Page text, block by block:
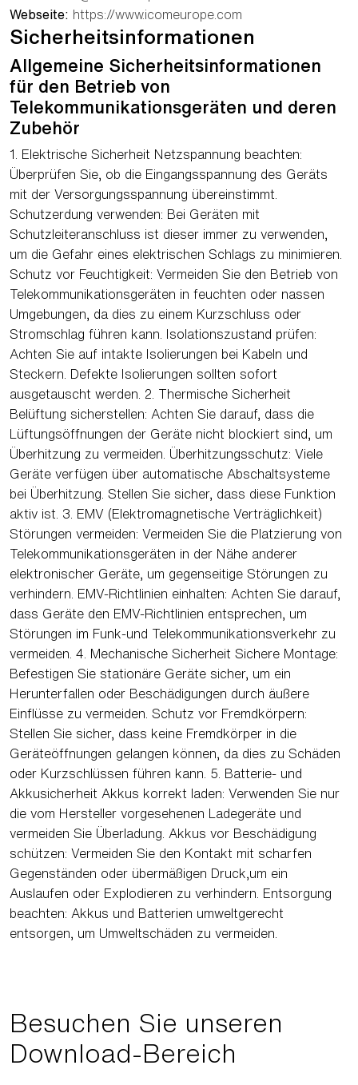
Webseite: https://www.icomeurope.com
Sicherheitsinformationen
Allgemeine Sicherheitsinformationen
für den Betrieb von
Telekommunikationsgeräten und deren
Zubehör
1. Elektrische Sicherheit Netzspannung beachten:
Überprüfen Sie, ob die Eingangsspannung des Geräts
mit der Versorgungsspannung übereinstimmt.
Schutzerdung verwenden: Bei Geräten mit
Schutzleiteranschluss ist dieser immer zu verwenden,
um die Gefahr eines elektrischen Schlags zu minimieren.
Schutz vor Feuchtigkeit: Vermeiden Sie den Betrieb von
Telekommunikationsgeräten in feuchten oder nassen
Umgebungen, da dies zu einem Kurzschluss oder
Stromschlag führen kann. Isolationszustand prüfen:
Achten Sie auf intakte Isolierungen bei Kabeln und
Steckern. Defekte Isolierungen sollten sofort
ausgetauscht werden. 2. Thermische Sicherheit
Belüftung sicherstellen: Achten Sie darauf, dass die
Lüftungsöffnungen der Geräte nicht blockiert sind, um
Überhitzung zu vermeiden. Überhitzungsschutz: Viele
Geräte verfügen über automatische Abschaltsysteme
bei Überhitzung. Stellen Sie sicher, dass diese Funktion
aktiv ist. 3. EMV (Elektromagnetische Verträglichkeit)
Störungen vermeiden: Vermeiden Sie die Platzierung von
Telekommunikationsgeräten in der Nähe anderer
elektronischer Geräte, um gegenseitige Störungen zu
verhindern. EMV-Richtlinien einhalten: Achten Sie darauf,
dass Geräte den EMV-Richtlinien entsprechen, um
Störungen im Funk-und Telekommunikationsverkehr zu
vermeiden. 4. Mechanische Sicherheit Sichere Montage:
Befestigen Sie stationäre Geräte sicher, um ein
Herunterfallen oder Beschädigungen durch äußere
Einflüsse zu vermeiden. Schutz vor Fremdkörpern:
Stellen Sie sicher, dass keine Fremdkörper in die
Geräteöffnungen gelangen können, da dies zu Schäden
oder Kurzschlüssen führen kann. 5. Batterie- und
Akkusicherheit Akkus korrekt laden: Verwenden Sie nur
die vom Hersteller vorgesehenen Ladegeräte und
vermeiden Sie Überladung. Akkus vor Beschädigung
schützen: Vermeiden Sie den Kontakt mit scharfen
Gegenständen oder übermäßigen Druck,um ein
Auslaufen oder Explodieren zu verhindern. Entsorgung
beachten: Akkus und Batterien umweltgerecht
entsorgen, um Umweltschäden zu vermeiden.
Besuchen Sie unseren
Download-Bereich